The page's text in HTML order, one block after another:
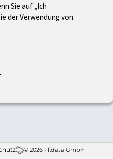
© 2026 - f:data GmbH
Sie auf „Ich
der Verwendung von